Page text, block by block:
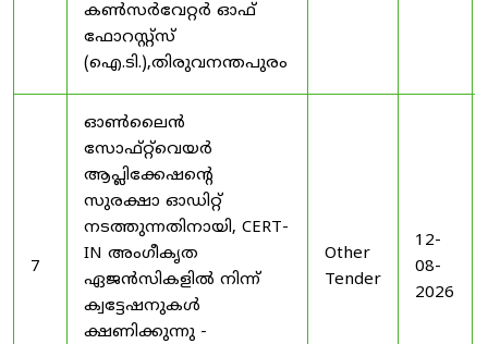
കൺസർവേറ്റർ ഓഫ്
ഫോറസ്റ്റ്സ്
(ഐ.ടി.),തിരുവനന്തപുരം
7
ഓൺലൈൻ
സോഫ്റ്റ്‌വെയർ
ആപ്ലിക്കേഷന്റെ
സുരക്ഷാ ഓഡിറ്റ്
നടത്തുന്നതിനായി, CERT-
IN അംഗീകൃത
ഏജൻസികളിൽ നിന്ന്
ക്വട്ടേഷനുകൾ
ക്ഷണിക്കുന്നു -
Other
Tender
12-
08-
2026